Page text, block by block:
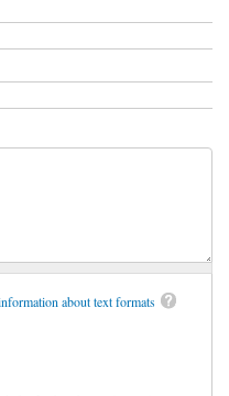
about text formats